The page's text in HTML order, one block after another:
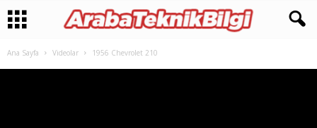
Ana Sayfa Videolar 1956 Chevrolet 210